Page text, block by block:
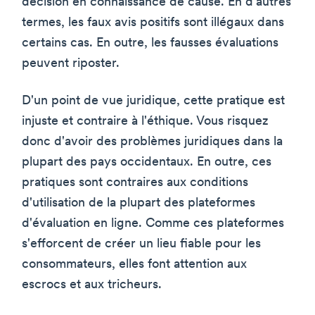
termes, les faux avis positifs sont illégaux dans
certains cas. En outre, les fausses évaluations
peuvent riposter.
D'un point de vue juridique, cette pratique est
injuste et contraire à l'éthique. Vous risquez
donc d'avoir des problèmes juridiques dans la
plupart des pays occidentaux. En outre, ces
pratiques sont contraires aux conditions
d'utilisation de la plupart des plateformes
d'évaluation en ligne. Comme ces plateformes
s'efforcent de créer un lieu fiable pour les
consommateurs, elles font attention aux
escrocs et aux tricheurs.